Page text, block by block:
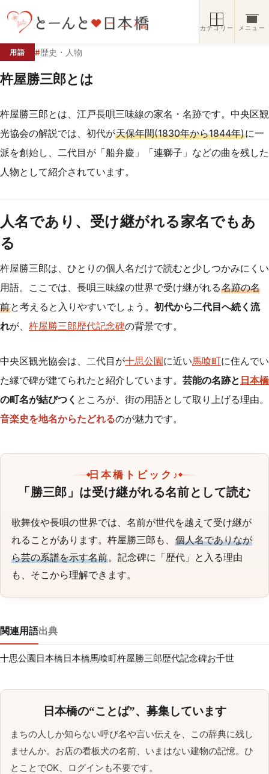
カテゴリー メニュー
用語 #歴史・人物
杵屋勝三郎とは
杵屋勝三郎とは、江戸長唄三味線の家名・名跡です。中央区観
光協会の解説では、初代が天保年間(1830年から1844年)に一
派を創始し、二代目が「船弁慶」「連獅子」などの曲を残した
人物として紹介されています。
人名であり、受け継がれる家名でもあ
る
杵屋勝三郎は、ひとりの個人名だけで読むと少しつかみにくい
用語。ここでは、長唄三味線の世界で受け継がれる名跡の名
前と考えると入りやすいでしょう。 初代から二代目へ続く流
れが、 杵屋勝三郎歴代記念碑の背景です。
中央区観光協会は、二代目が十思公園に近い馬喰町に住んでい
た縁で碑が建てられたと紹介しています。 芸能の名跡と 日本橋
の町名が結びつく ところが、街の用語として取り上げる理由。
音楽史を地名からたどれるのが魅力です。
日本橋トピック♪
「勝三郎」は受け継がれる名前として読む
歌舞伎や長唄の世界では、名前が世代を越えて受け継が
れることがあります。杵屋勝三郎も、個人名でありなが
ら芸の系譜を示す名前。記念碑に「歴代」と入る理由
も、そこから理解できます。
関連用語出典
十思公園日本橋日本橋馬喰町杵屋勝三郎歴代記念碑お千世
日本橋の“ことば”、募集しています
まちの人しか知らない呼び名や言い伝えを、この辞典に残し
ませんか。お店の看板犬の名前、いまはない建物の記憶。ひ
とことでOK、ログインも不要です。